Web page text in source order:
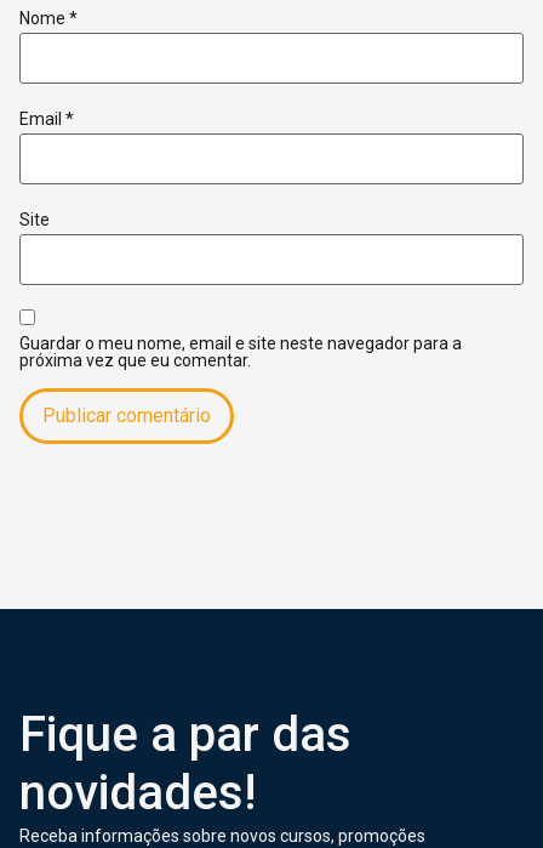
Nome *
Email *
Site
Guardar o meu nome, email e site neste navegador para a
próxima vez que eu comentar.
Fique a par das
novidades!
Receba informações sobre novos cursos, promoções